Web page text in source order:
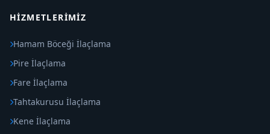
HIZMETLERIMIZ
Hamam Böceği İlaçlama
Pire İlaçlama
Fare İlaçlama
Tahtakurusu İlaçlama
Kene İlaçlama